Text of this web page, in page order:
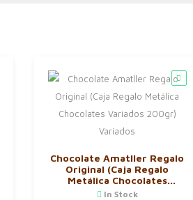
Chocolate Amatller Regalo
Original (Caja Regalo
Metálica Chocolates
Variados 200gr) Variados
In Stock